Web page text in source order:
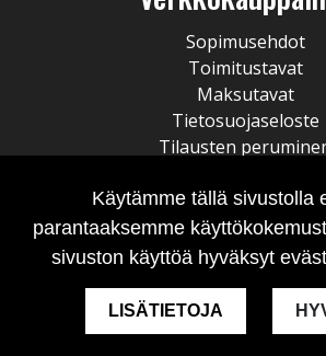
Sopimusehdot
Toimitustavat
Maksutavat
Tietosuojaseloste
Tilausten
Käytämme tällä sivustolla
parantaaksemme
sivuston käyttöä hyväksyt
LISÄTIETOJA